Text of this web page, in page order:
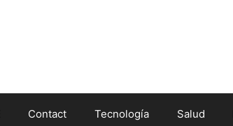
Contact Tecnología Salud